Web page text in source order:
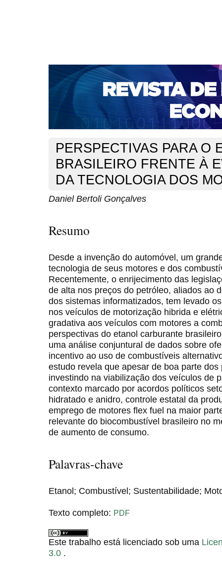
CAPA SOBRE ACESSO CADASTRO
NOTÍCIAS
PORTAL DE REVISTAS DA UNIFACS
BASES DE DADOS E INDEXADORES
Capa Ano XIX - V. 3 - N. 38 - Dezembro de 2017>Gonçalves
PERSPECTIVAS PARA O
BRASILEIRO FRENTE À
DA TECNOLOGIA DOS
Daniel Bertoli Gonçalves
Resumo
Desde a invenção do automóvel, um
tecnologia de seus motores e dos
Recentemente, o enrijecimento das
de alta nos preços do petróleo, aliados ao
dos sistemas informatizados, tem levado
nos veículos de motorização hibrida e
gradativa aos veículos com motores a
perspectivas do etanol carburante
uma análise conjuntural de dados sobre
incentivo ao uso de combustíveis
estudo revela que apesar de boa parte
investindo na viabilização dos veículos de
contexto marcado por acordos políticos
hidratado e anidro, controle estatal da
emprego de motores flex fuel na maior
relevante do biocombustível brasileiro no
de aumento de consumo.
Palavras-chave
Etanol; Combustível; Sustentabilidade;
Texto completo: PDF
Este trabalho está licenciado sob uma
3.0 .